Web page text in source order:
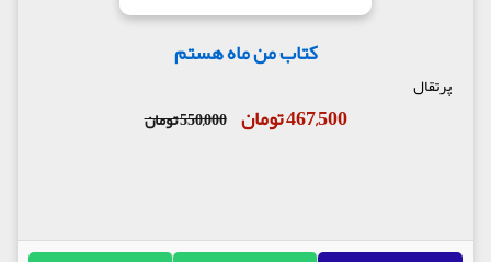
کتاب من ماه هستم
پرتقال
467,500 تومان 550,000 تومان